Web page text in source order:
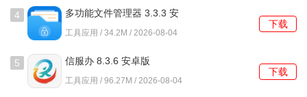
3、酷玩盒子提供的离线下载选项，方便你在没有网络的情况
下也能畅玩游戏，打破了时间和空间的限制。
4、定期推出的游戏活动和福利，让玩家在享受游戏的也能获
得额外的惊喜和奖励。
4
多功能文件管理器 3.3.3 安
卓版
工具应用 / 34.2M / 2026-08-04
下载
5 信服办 8.3.6 安卓版
工具应用 / 96.27M / 2026-08-04
下载